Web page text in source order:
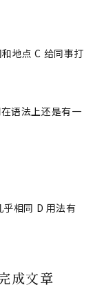
地点 C 给同事打
在语法上还是有一
相同 D 用法有
成文章